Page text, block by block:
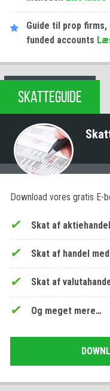
Guide til prop
funded accounts
SKATTEGUIDE
Download vores gratis E-
Skat af aktiehandel
Skat af handel med
Skat af
Og meget mere…